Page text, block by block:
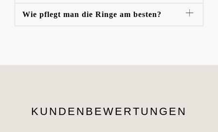
Wie pflegt man die Ringe am besten?
KUNDENBEWERTUNGEN